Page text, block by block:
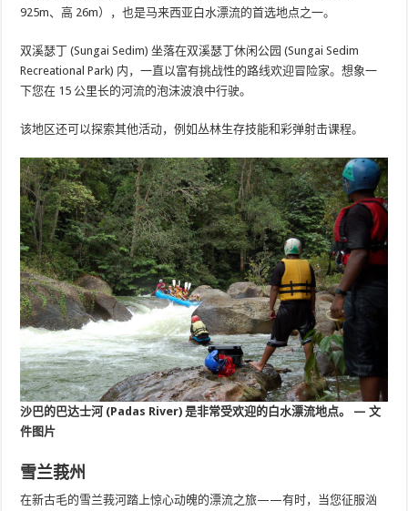
925m、高 26m），也是马来西亚白水漂流的首选地点之一。
双溪瑟丁 (Sungai Sedim) 坐落在双溪瑟丁休闲公园 (Sungai Sedim
Recreational Park) 内，一直以富有挑战性的路线欢迎冒险家。想象一
下您在 15 公里长的河流的泡沫波浪中行驶。
该地区还可以探索其他活动，例如丛林生存技能和彩弹射击课程。
沙巴的巴达士河 (Padas River) 是非常受欢迎的白水漂流地点。 — 文
件图片
雪兰莪州
在新古毛的雪兰莪河踏上惊心动魄的漂流之旅——有时，当您征服汹